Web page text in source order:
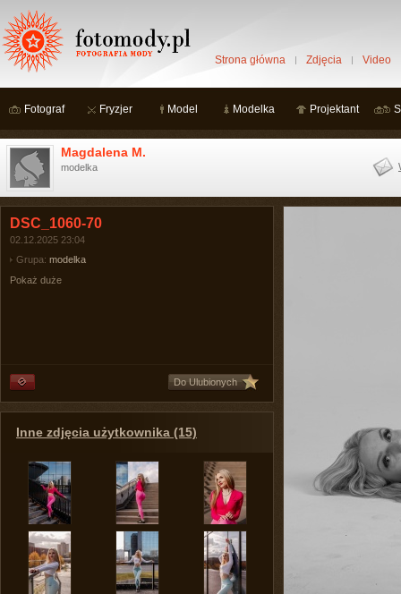
Strona główna Zdjęcia Video
Fotograf Fryzjer Model Modelka Projektant
Magdalena M.
modelka
DSC_1060-70
02.12.2025 23:04
Grupa: modelka
Pokaż duże
Do Ulubionych
Inne zdjęcia użytkownika (15)